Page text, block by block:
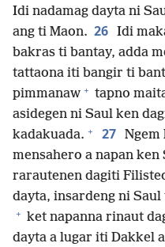
Idi nadamag dayta ni
ang ti Maon. 26 Idi
bakras ti bantay, adda
tattaona iti bangir ti
pimmanaw + tapno
asidegen ni Saul ken
kadakuada. + 27 Ngem
mensahero a napan ken
rarautenen dagiti
dayta, insardeng ni
+ ket napanna rinaut
dayta a lugar iti Dakkel